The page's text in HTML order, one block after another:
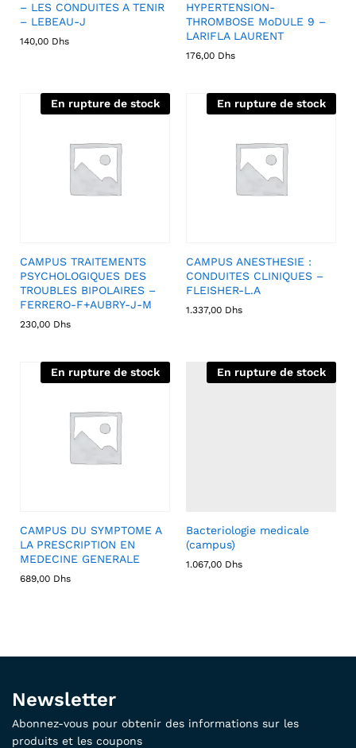
– LES CONDUITES A TENIR
– LEBEAU-J
140,00 Dhs
HYPERTENSION-
THROMBOSE MoDULE 9 –
LARIFLA LAURENT
176,00 Dhs
En rupture de stock
CAMPUS TRAITEMENTS
PSYCHOLOGIQUES DES
TROUBLES BIPOLAIRES –
FERRERO-F+AUBRY-J-M
230,00 Dhs
En rupture de stock
CAMPUS ANESTHESIE :
CONDUITES CLINIQUES –
FLEISHER-L.A
1.337,00 Dhs
En rupture de stock
CAMPUS DU SYMPTOME A
LA PRESCRIPTION EN
MEDECINE GENERALE
689,00 Dhs
En rupture de stock
Bacteriologie medicale
(campus)
1.067,00 Dhs
Newsletter
Abonnez-vous pour obtenir des informations sur les
produits et les coupons